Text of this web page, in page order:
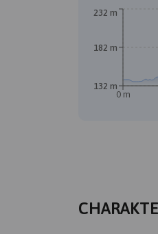
A
0 m
132 m
182 m
232 m